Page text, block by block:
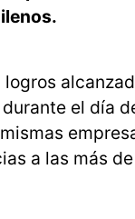
el día
a las más